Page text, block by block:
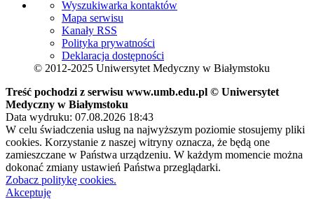
Wyszukiwarka kontaktów
Mapa serwisu
Kanały RSS
Polityka prywatności
Deklaracja dostępności
© 2012-2025 Uniwersytet Medyczny w Białymstoku
Treść pochodzi z serwisu www.umb.edu.pl © Uniwersytet
Medyczny w Białymstoku
Data wydruku: 07.08.2026 18:43
W celu świadczenia usług na najwyższym poziomie stosujemy pliki
cookies. Korzystanie z naszej witryny oznacza, że będą one
zamieszczane w Państwa urządzeniu. W każdym momencie można
dokonać zmiany ustawień Państwa przeglądarki.
Zobacz politykę cookies.
Akceptuję